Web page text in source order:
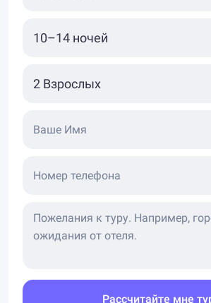
Ваше Имя
Номер телефона
Рассчитайте мне